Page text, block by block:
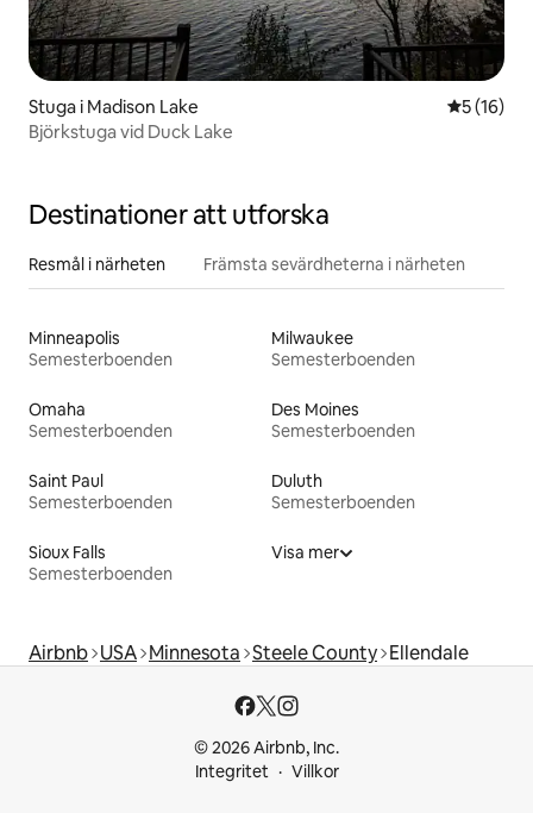
Stuga i Madison Lake 5 av 5 i
5 (16)
Björkstuga vid Duck Lake
Destinationer att utforska
Resmål i närheten Främsta sevärdheterna i närheten
Minneapolis
Semesterboenden
Milwaukee
Semesterboenden
Omaha
Semesterboenden
Des Moines
Semesterboenden
Saint Paul
Semesterboenden
Duluth
Semesterboenden
Sioux Falls
Semesterboenden
Visa mer
Airbnb USA Minnesota Steele County Ellendale
© 2026 Airbnb, Inc.
Integritet
Villkor